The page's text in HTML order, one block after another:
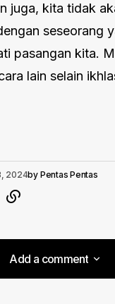
juga, kita tidak
seseorang
pasangan kita.
lain selain
2024by Pentas Pentas
Add a comment
Add a comment